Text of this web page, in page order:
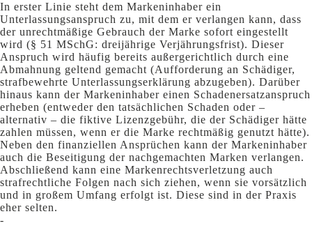
In erster Linie steht dem Markeninhaber ein
Unterlassungsanspruch zu, mit dem er verlangen kann, dass
der unrechtmäßige Gebrauch der Marke sofort eingestellt
wird (§ 51 MSchG: dreijährige Verjährungsfrist). Dieser
Anspruch wird häufig bereits außergerichtlich durch eine
Abmahnung geltend gemacht (Aufforderung an Schädiger,
strafbewehrte Unterlassungserklärung abzugeben). Darüber
hinaus kann der Markeninhaber einen Schadenersatzanspruch
erheben (entweder den tatsächlichen Schaden oder –
alternativ – die fiktive Lizenzgebühr, die der Schädiger hätte
zahlen müssen, wenn er die Marke rechtmäßig genutzt hätte).
Neben den finanziellen Ansprüchen kann der Markeninhaber
auch die Beseitigung der nachgemachten Marken verlangen.
Abschließend kann eine Markenrechtsverletzung auch
strafrechtliche Folgen nach sich ziehen, wenn sie vorsätzlich
und in großem Umfang erfolgt ist. Diese sind in der Praxis
eher selten.
-